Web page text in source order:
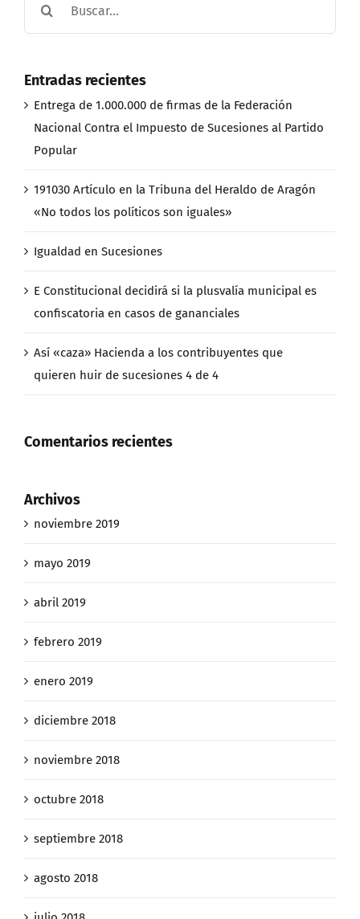
Entradas recientes
Entrega de 1.000.000 de firmas de la Federación
Nacional Contra el Impuesto de Sucesiones al Partido
Popular
191030 Artículo en la Tribuna del Heraldo de Aragón
«No todos los políticos son iguales»
Igualdad en Sucesiones
E Constitucional decidirá si la plusvalía municipal es
confiscatoria en casos de gananciales
Así «caza» Hacienda a los contribuyentes que
quieren huir de sucesiones 4 de 4
Comentarios recientes
Archivos
noviembre 2019
mayo 2019
abril 2019
febrero 2019
enero 2019
diciembre 2018
noviembre 2018
octubre 2018
septiembre 2018
agosto 2018